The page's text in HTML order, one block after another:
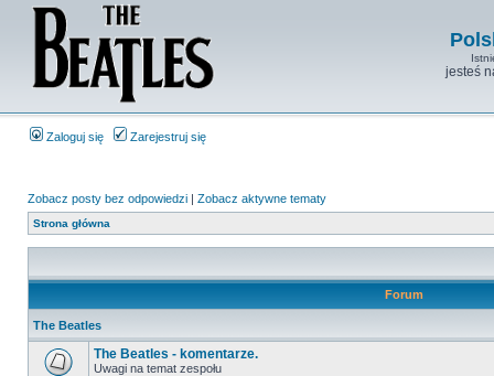
jesteś
Zaloguj się Zarejestruj się
Zobacz posty bez odpowiedzi | Zobacz aktywne tematy
Strona główna
Forum
The Beatles
The Beatles - komentarze.
Uwagi na temat zespołu